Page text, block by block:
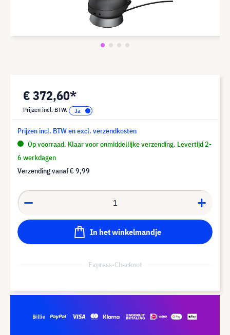
€ 372,60*
Prijzen incl. BTW.
Prijzen incl. BTW en excl. verzendkosten
Op voorraad. Klaar voor onmiddellijke verzending. Levertijd 2-
6 werkdagen
Verzending vanaf€ 9,99
In het winkelmandje
Express-Checkout